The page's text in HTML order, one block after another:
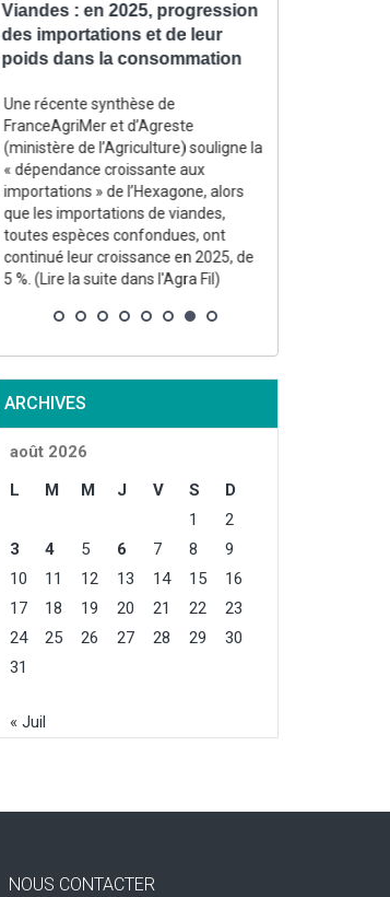
Viandes : en 2025, progression
des importations et de leur
poids dans la consommation
Une récente synthèse de
FranceAgriMer et d’Agreste
(ministère de l’Agriculture) souligne la
« dépendance croissante aux
importations » de l’Hexagone, alors
que les importations de viandes,
toutes espèces confondues, ont
continué leur croissance en 2025, de
5 %. (Lire la suite dans l'Agra Fil)
ARCHIVES
août 2026
L
M M J V S
D
1
2
3
4 5 6 7 8
9
10
11 12 13 14 15
16
17
18 19 20 21 22
23
24
25 26 27 28 29
30
31
« Juil
NOUS CONTACTER